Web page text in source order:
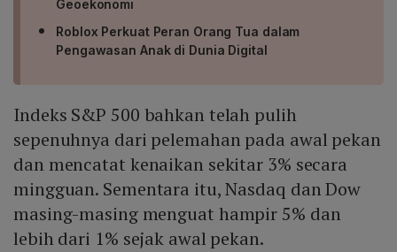
Geoekonomi
Roblox Perkuat Peran Orang Tua dalam
Pengawasan Anak di Dunia Digital
Indeks S&P 500 bahkan telah pulih
sepenuhnya dari pelemahan pada awal pekan
dan mencatat kenaikan sekitar 3% secara
mingguan. Sementara itu, Nasdaq dan Dow
masing-masing menguat hampir 5% dan
lebih dari 1% sejak awal pekan.